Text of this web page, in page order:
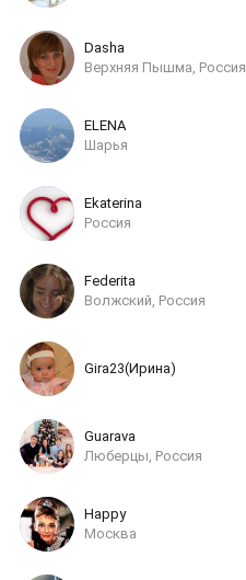
Dasha
Верхняя Пышма, Россия
ELENA
Шарья
Ekaterina
Россия
Federita
Волжский, Россия
Gira23(Ирина)
Guarava
Люберцы, Россия
Happy
Москва